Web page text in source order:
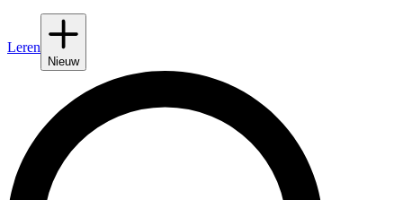
Leren
Nieuw